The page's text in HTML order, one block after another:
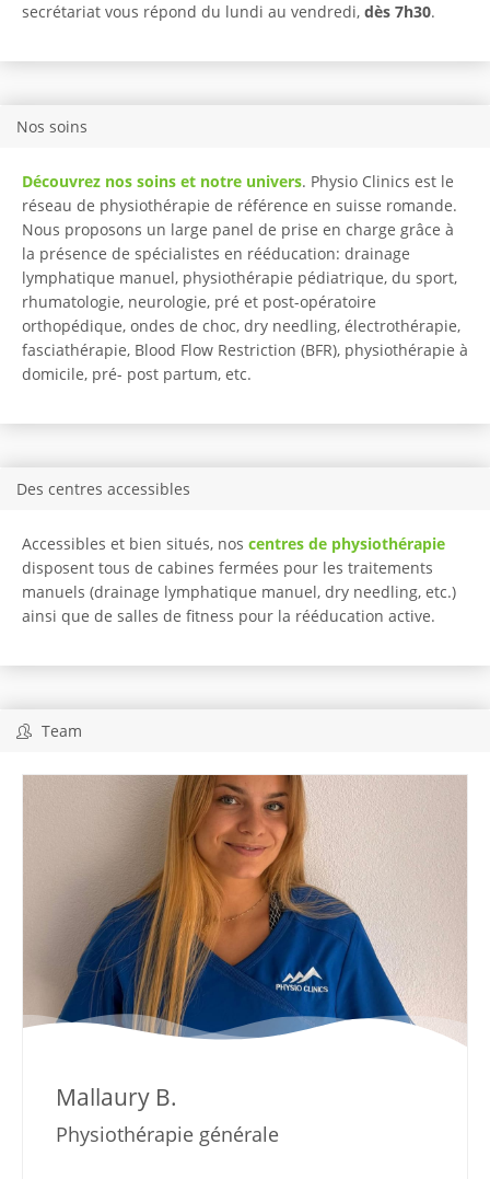
secrétariat vous répond du lundi au vendredi, dès 7h30.
Nos soins
Découvrez nos soins et notre univers. Physio Clinics est le
réseau de physiothérapie de référence en suisse romande.
Nous proposons un large panel de prise en charge grâce à
la présence de spécialistes en rééducation: drainage
lymphatique manuel, physiothérapie pédiatrique, du sport,
rhumatologie, neurologie, pré et post-opératoire
orthopédique, ondes de choc, dry needling, électrothérapie,
fasciathérapie, Blood Flow Restriction (BFR), physiothérapie à
domicile, pré- post partum, etc.
Des centres accessibles
Accessibles et bien situés, nos centres de physiothérapie
disposent tous de cabines fermées pour les traitements
manuels (drainage lymphatique manuel, dry needling, etc.)
ainsi que de salles de fitness pour la rééducation active.
Team
Mallaury B.
Physiothérapie générale